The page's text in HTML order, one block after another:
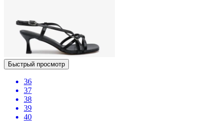
Быстрый просмотр
36
37
38
39
40